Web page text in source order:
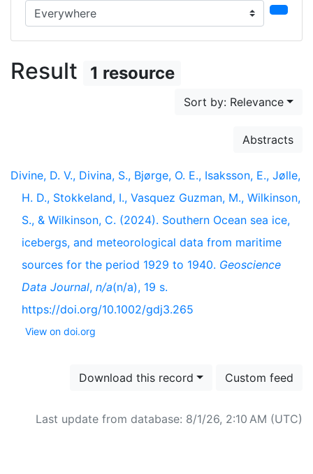
Search in...
Result 1 resource
Sort by: Relevance
Abstracts
Divine, D. V., Divina, S., Bjørge, O. E., Isaksson, E., Jølle,
H. D., Stokkeland, I., Vasquez Guzman, M., Wilkinson,
S., & Wilkinson, C. (2024). Southern Ocean sea ice,
icebergs, and meteorological data from maritime
sources for the period 1929 to 1940. Geoscience
Data Journal, n/a(n/a), 19 s.
https://doi.org/10.1002/gdj3.265
View on doi.org
Download this record Custom feed
Last update from database: 8/1/26, 2:10 AM (UTC)